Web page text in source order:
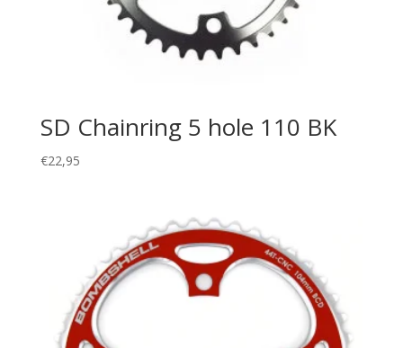
SD Chainring 5 hole 110 BK
€22,95